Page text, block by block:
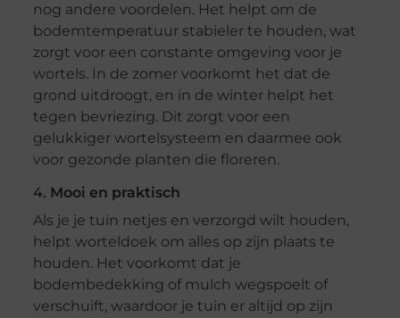
nog andere voordelen. Het helpt om de
bodemtemperatuur stabieler te houden, wat
zorgt voor een constante omgeving voor je
wortels. In de zomer voorkomt het dat de
grond uitdroogt, en in de winter helpt het
tegen bevriezing. Dit zorgt voor een
gelukkiger wortelsysteem en daarmee ook
voor gezonde planten die floreren.
4. Mooi en praktisch
Als je je tuin netjes en verzorgd wilt houden,
helpt worteldoek om alles op zijn plaats te
houden. Het voorkomt dat je
bodembedekking of mulch wegspoelt of
verschuift, waardoor je tuin er altijd op zijn